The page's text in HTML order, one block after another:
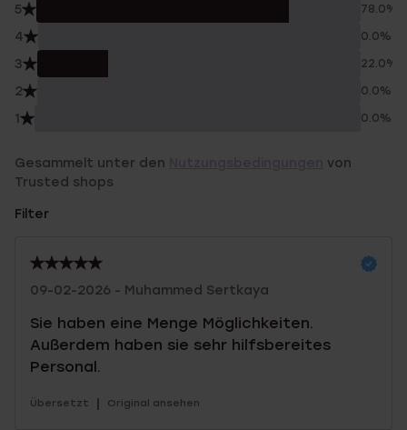
5 78.0%
4 0.0%
3 22.0%
2 0.0%
1 0.0%
Gesammelt unter den
von
Trusted shops
Filter
09-02-2026 - Muhammed Sertkaya
Sie haben eine Menge Möglichkeiten.
Außerdem haben sie sehr hilfsbereites
Personal.
Übersetzt | Original ansehen